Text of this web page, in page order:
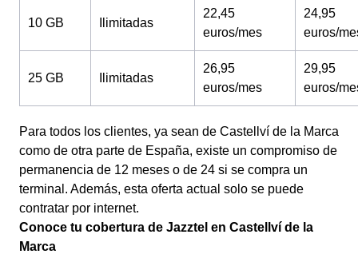
10 GB Ilimitadas
22,45
euros/mes
24,95
euros/
25 GB Ilimitadas
26,95
euros/mes
29,95
euros/
Para todos los clientes, ya sean de Castellví de la Marca
como de otra parte de España, existe un compromiso de
permanencia de 12 meses o de 24 si se compra un
terminal. Además, esta oferta actual solo se puede
contratar por internet.
Conoce tu cobertura de Jazztel en Castellví de la
Marca